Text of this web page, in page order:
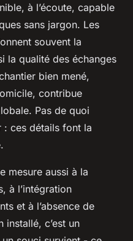
à l’écoute, capable
sans jargon. Les
souvent la
la qualité des échanges
bien mené,
contribue
Pas de quoi
: ces détails font la
mesure aussi à la
à l’intégration
et à l’absence de
installé, c’est un